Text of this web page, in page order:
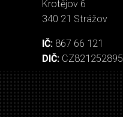
Krotějov 6
340 21 Strážov
IČ: 867 66 121
DIČ: CZ821252895